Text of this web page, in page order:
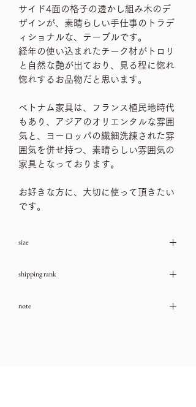
サイド4面の格子の透かし組み木のデ
ザインが、素晴らしい手仕事のトラデ
ィショナルな、テーブルです。
経年の使い込まれたチーク材がトロリ
と自然な艶が出ており、見る程に惚れ
惚れするお品物だと思います。
ベトナム家具は、フランス植民地時代
もあり、アジアのオリエンタルな雰囲
気と、ヨーロッパの繊細洗練された雰
囲気を併せ持つ、素晴らしい雰囲気の
家具となっております。
お好きな方に、大切に使って頂きたい
です。
size
shipping rank
→送料一覧
note